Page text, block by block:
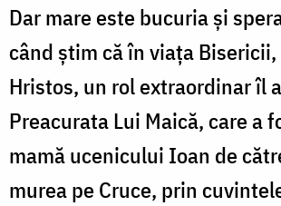
Dar mare este bucuria şi
când ştim că în viaţa
Hristos, un rol extraordinar îl
Preacurata Lui Maică, care a
mamă ucenicului Ioan de
murea pe Cruce, prin